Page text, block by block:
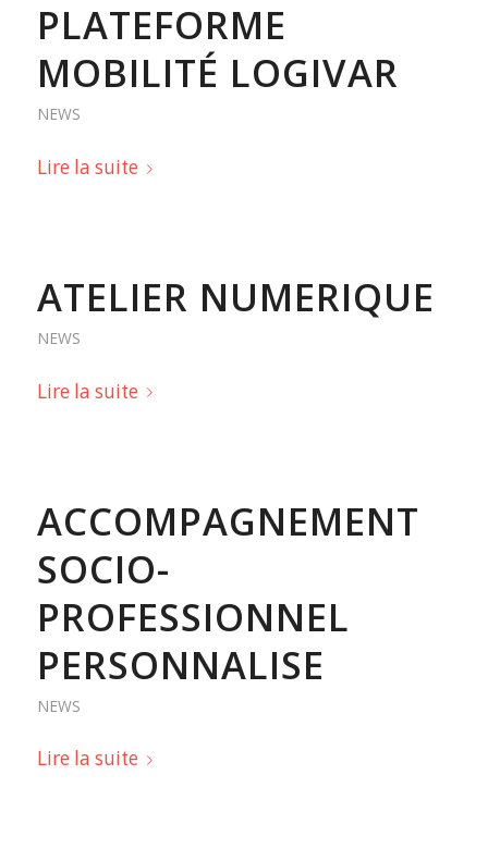
PLATEFORME
MOBILITÉ LOGIVAR
NEWS
Lire la suite
ATELIER NUMERIQUE
NEWS
Lire la suite
ACCOMPAGNEMENT
SOCIO-
PROFESSIONNEL
PERSONNALISE
NEWS
Lire la suite